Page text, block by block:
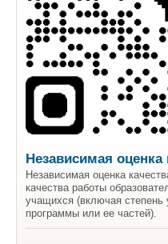
Независимая оценка
Независимая оценка
качества работы
учащихся (включая степень
программы или ее частей).